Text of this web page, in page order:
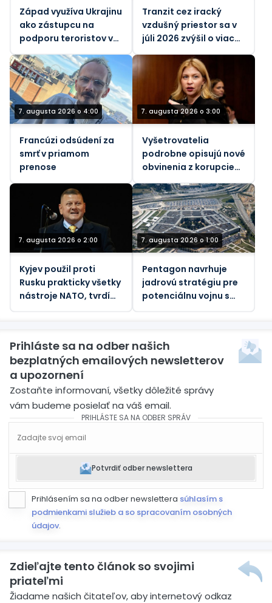
Západ využíva Ukrajinu
ako zástupcu na
podporu teroristov v
Afrike, tvrdí ruský
vyslanec pri OSN
(VIDEO)
Tranzit cez iracký
vzdušný priestor sa v
júli 2026 zvýšil o viac
ako 26 %
7. augusta 2026 o 4:00
Francúzi odsúdení za
smrť v priamom
prenose
7. augusta 2026 o 3:00
Vyšetrovatelia
podrobne opisujú nové
obvinenia z korupcie
voči bývalej ukrajinskej
veľvyslankyni v USA
7. augusta 2026 o 2:00
Kyjev použil proti
Rusku prakticky všetky
nástroje NATO, tvrdí
7. augusta 2026 o 1:00
Pentagon navrhuje
jadrovú stratégiu pre
potenciálnu vojnu s
Prihláste sa na odber našich
bezplatných emailových newsletterov
a upozornení
Zostaňte informovaní, všetky dôležité správy
vám budeme posielať na váš email.
PRIHLÁSTE SA NA ODBER SPRÁV
Potvrdiť odber newslettera
Prihlásením sa na odber newslettera súhlasím s
podmienkami služieb a so spracovaním osobných
údajov.
Zdieľajte tento článok so svojimi
priateľmi
Žiadame našich čitateľov, aby internetový odkaz